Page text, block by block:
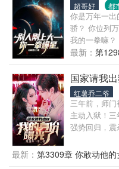
超哥好 都
你是万年一
骄？ 你位列
我的一拳嘛
的！ 我一路
敌！ 本书又
最新： 第
国家请我
红薯乔二爷
三年前，师
主动入狱！
强势回归，震
国？！”莫海
句：“抱歉，
最新： 第3309章 你敢动他的